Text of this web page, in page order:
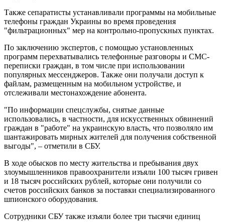
Также сепаратисты устанавливали программы на мобильные
телефоны граждан Украины во время проведения
"фильтрационных" мер на контрольно-пропускных пунктах.
По заключению экспертов, с помощью установленных
программ перехватывались телефонные разговоры и СМС-
переписки граждан, в том числе при использовании
популярных мессенджеров. Также они получали доступ к
файлам, размещенным на мобильном устройстве, и
отслеживали местонахождение абонента.
"По информации спецслужбы, снятые данные
использовались, в частности, для искусственных обвинений
граждан в "работе" на украинскую власть, что позволяло им
шантажировать мирных жителей для получения собственной
выгоды", – отметили в СБУ.
В ходе обысков по месту жительства и пребывания двух
злоумышленников правоохранители изъяли 100 тысяч гривен
и 18 тысяч российских рублей, которые они получили со
счетов российских банков за поставки специализированного
шпионского оборудования.
Сотрудники СБУ также изъяли более три тысячи единиц